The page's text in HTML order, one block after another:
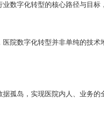
数字化转型的核心路径与目
院数字化转型并非单纯的技
孤岛，实现医院内人、业务的